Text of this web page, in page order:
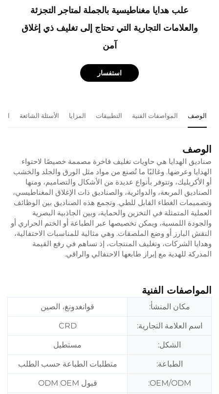
علب هدايا مغناطيسية بالجملة لمتاجر التجزئة
والعلامات التجارية التي تحتاج إلى تغليف ذي إغلاق
آمن
استفسار
الوصف المواصفات الفنية التطبيقات المزايا الأسئلة الشائعة
الوصف
صناديق الهدايا هي حاويات تغليف فاخرة مصممة خصيصًا لاحتواء
الهدايا وعرضها. وغالبًا ما تُصنع من مواد مثل الورق والجلد والخشب
أو الأكريليك، وتتوفر بأنواع عديدة من الأشكال والتصاميم، ومنها
الصناديق المربعة، والدوائرية، والصناديق ذات الإغلاق المغناطيسي،
وتصميمات الغطاء القابل للطي. وتجمع هذه الصناديق بين الوظائف
العملية المتمثلة في التخزين والحماية، وبين الجاذبية البصرية
والجودة اللمسية، ويمكن تخصيصها عبر الطباعة أو الختم الحراري أو
النقش البارز أو وضع الملصقات. وهي مثالية للمناسبات الاحتفالية،
وهدايا الشركات، وتغليف المنتجات، إذ تساهم في رفع القيمة
المدركة للهدية مع إبراز طابعها الاحتفالي والراقي.
المواصفات الفنية
مكان المنشأ: قوانغدونغ، الصين
اسم العلامة التجارية: CRD
الشكل: مستطيل
الطباعة: متطلبات الطباعة حسب الطلب
OEM/ODM: قبول ODM OEM